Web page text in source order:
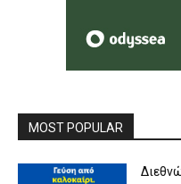
MOST POPULAR